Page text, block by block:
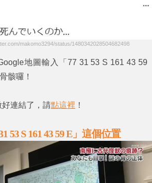
makomo3294/status/1480342028504682498
地圖 輸入
「77 31 53 S 161 43 59
骸囉！
連結了，請點這裡 ！
53 S 161 43 59 E」這個位置